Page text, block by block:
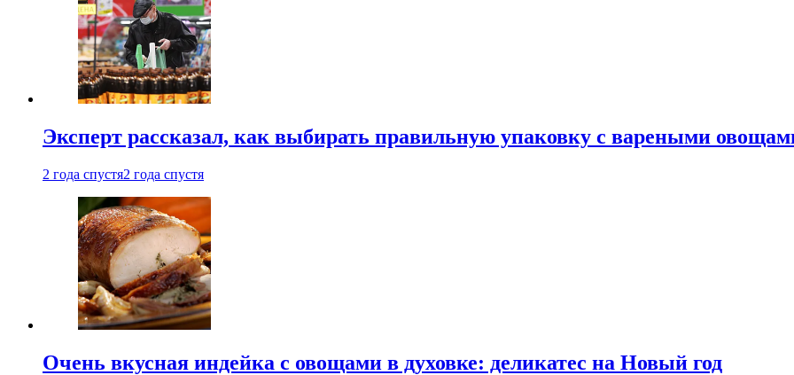
Эксперт рассказал, как выбирать правильную упаковку с вареными
2 года спустя2 года спустя
Очень вкусная индейка с овощами в духовке: деликатес на Новый год